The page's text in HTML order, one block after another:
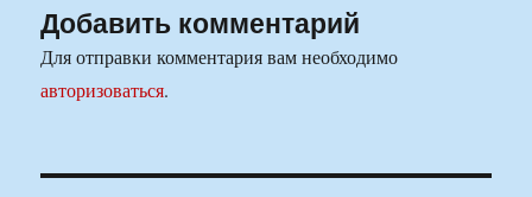
Добавить комментарий
Для отправки комментария вам необходимо
авторизоваться.